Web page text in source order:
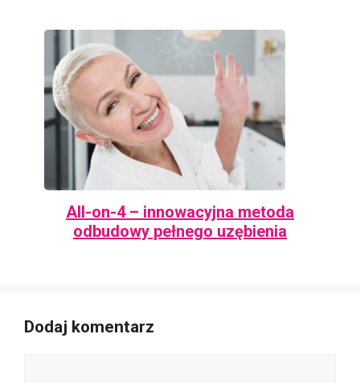
All-on-4 – innowacyjna metoda
odbudowy pełnego uzębienia
Dodaj komentarz